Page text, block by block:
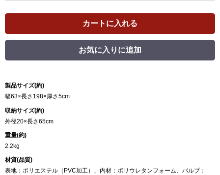
カートに入れる
お気に入りに追加
製品サイズ(約)
幅63×長さ198×厚さ5cm
収納サイズ(約)
外径20×長さ65cm
重量(約)
2.2kg
材質(品質)
表地：ポリエステル（PVC加工）、内材：ポリウレタンフォーム、バルブ：